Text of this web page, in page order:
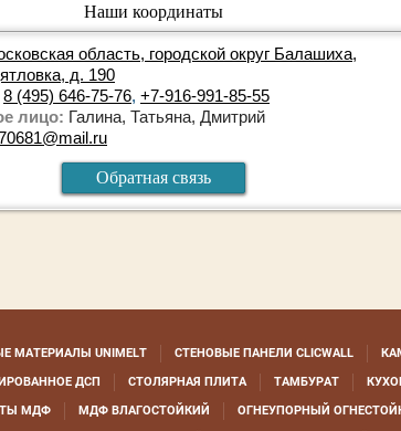
Наши координаты
область, городской округ Балашиха,
д. 190
8 (495) 646-75-76, +7-916-991-85-55
лицо: Галина, Татьяна, Дмитрий
Обратная связь
МАТЕРИАЛЫ UNIMELT СТЕНОВЫЕ ПАНЕЛИ CLICWALL
ДСП СТОЛЯРНАЯ ПЛИТА ТАМБУРАТ
МДФ МДФ ВЛАГОСТОЙКИЙ
ОГНЕУПОРНЫЙ